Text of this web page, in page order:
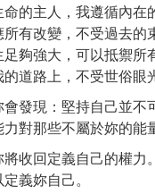
的主人，我遵循內在
有改變，不受過去的
夠強大，可以抵禦所
道路上，不受世俗眼
發現：堅持自己並不
對那些不屬於妳的能
收回定義自己的權力
義妳自己。